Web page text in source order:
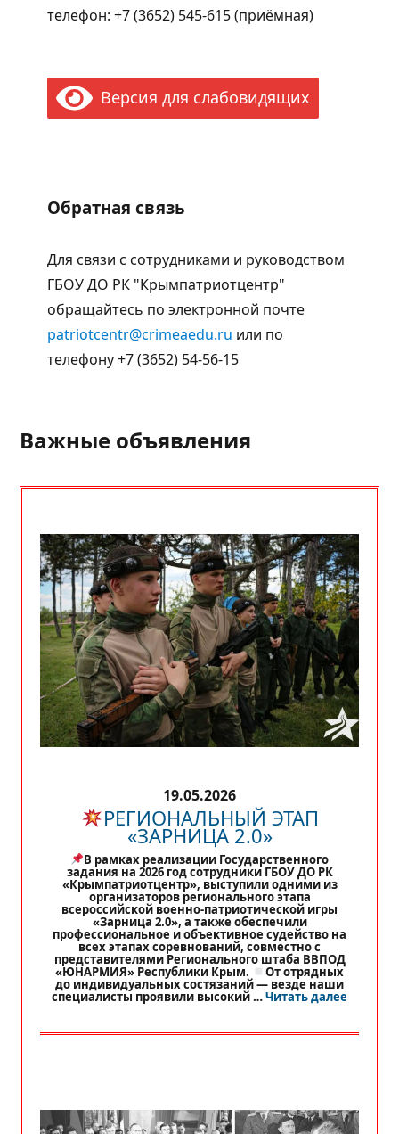
телефон: +7 (3652) 545-615 (приёмная)
Версия для слабовидящих
Обратная связь
Для связи с сотрудниками и руководством
ГБОУ ДО РК "Крымпатриотцентр"
обращайтесь по электронной почте
patriotcentr@crimeaedu.ru или по
телефону +7 (3652) 54-56-15
Важные объявления
19.05.2026
РЕГИОНАЛЬНЫЙ ЭТАП
«ЗАРНИЦА 2.0»
В рамках реализации Государственного
задания на 2026 год сотрудники ГБОУ ДО РК
«Крымпатриотцентр», выступили одними из
организаторов регионального этапа
всероссийской военно-патриотической игры
«Зарница 2.0», а также обеспечили
профессиональное и объективное судейство на
всех этапах соревнований, совместно с
представителями Регионального штаба ВВПОД
«ЮНАРМИЯ» Республики Крым. От отрядных
до индивидуальных состязаний — везде наши
специалисты проявили высокий …Читать далее«